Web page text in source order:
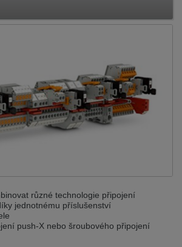
různé technologie připojení
jednotnému příslušenství
push-X nebo šroubového připojení